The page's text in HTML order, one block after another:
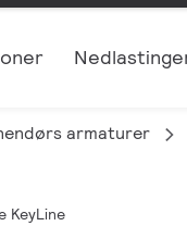
armaturer
KeyLine